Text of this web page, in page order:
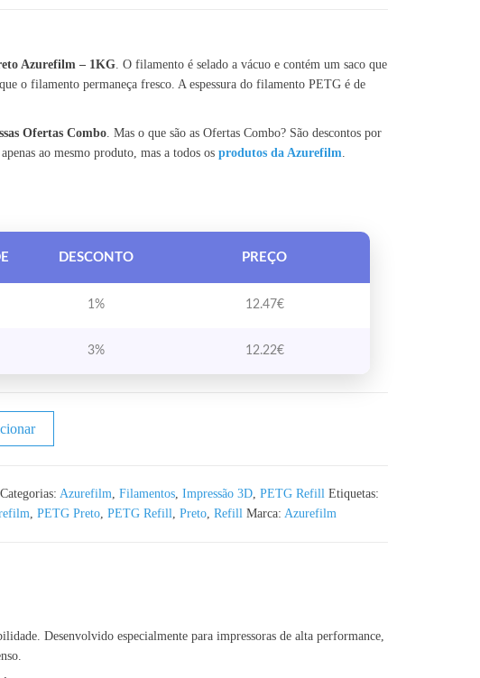
12.60€.
Azurefilm – 1KG. O filamento é selado a vácuo e contém um saco que
o filamento permaneça fresco. A espessura do filamento PETG é de
Ofertas Combo. Mas o que são as Ofertas Combo? São descontos por
ao mesmo produto, mas a todos os produtos da Azurefilm.
DESCONTO PREÇO
1% 12.47€
3% 12.22€
Categorias: Azurefilm, Filamentos, Impressão 3D, PETG Refill Etiquetas:
, PETG Preto, PETG Refill, Preto, Refill Marca: Azurefilm
Desenvolvido especialmente para impressoras de alta performance,